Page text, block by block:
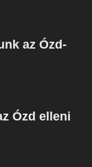
az Ózd-
Ózd elleni